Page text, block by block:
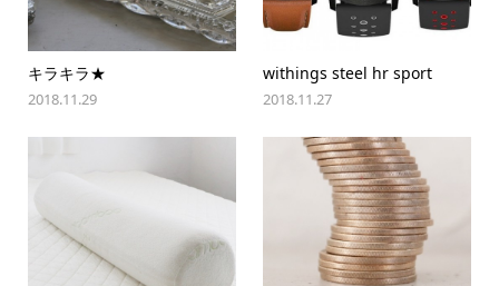
キラキラ★
2018.11.29
withings steel hr sport
2018.11.27